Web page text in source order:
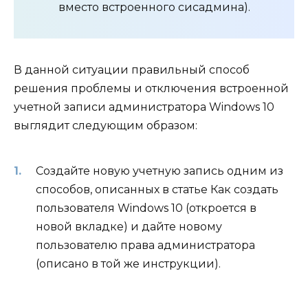
вместо встроенного сисадмина).
В данной ситуации правильный способ
решения проблемы и отключения встроенной
учетной записи администратора Windows 10
выглядит следующим образом:
Создайте новую учетную запись одним из
способов, описанных в статье Как создать
пользователя Windows 10 (откроется в
новой вкладке) и дайте новому
пользователю права администратора
(описано в той же инструкции).